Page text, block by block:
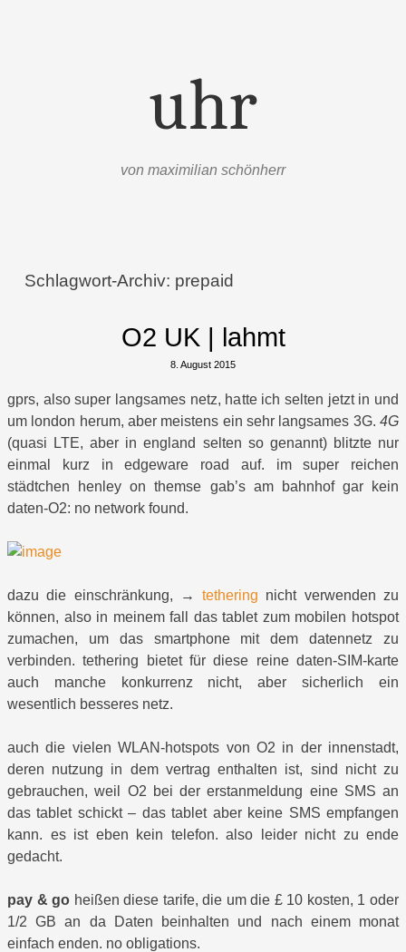
uhr
von maximilian schönherr
Schlagwort-Archiv: prepaid
O2 UK | lahmt
8. August 2015
gprs, also super langsames netz, hatte ich selten jetzt in und
um london herum, aber meistens ein sehr langsames 3G. 4G
(quasi LTE, aber in england selten so genannt) blitzte nur
einmal kurz in edgeware road auf. im super reichen
städtchen henley on themse gab’s am bahnhof gar kein
daten-O2: no network found.
dazu die einschränkung, →tethering nicht verwenden zu
können, also in meinem fall das tablet zum mobilen hotspot
zumachen, um das smartphone mit dem datennetz zu
verbinden. tethering bietet für diese reine daten-SIM-karte
auch manche konkurrenz nicht, aber sicherlich ein
wesentlich besseres netz.
auch die vielen WLAN-hotspots von O2 in der innenstadt,
deren nutzung in dem vertrag enthalten ist, sind nicht zu
gebrauchen, weil O2 bei der erstanmeldung eine SMS an
das tablet schickt – das tablet aber keine SMS empfangen
kann. es ist eben kein telefon. also leider nicht zu ende
gedacht.
pay & go heißen diese tarife, die um die £ 10 kosten, 1 oder
1/2 GB an da Daten beinhalten und nach einem monat
einfach enden. no obligations.